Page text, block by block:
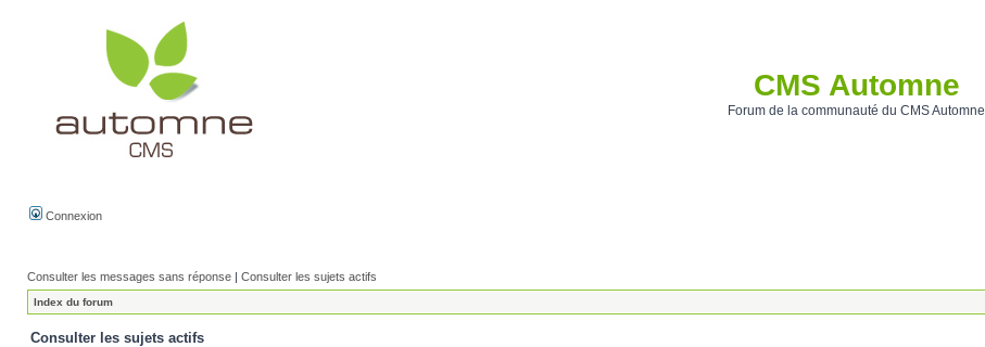
CMS Automne
Forum de la communauté du CMS Automne
Connexion
Consulter les messages sans réponse | Consulter les sujets actifs
Index du forum
Consulter les sujets actifs